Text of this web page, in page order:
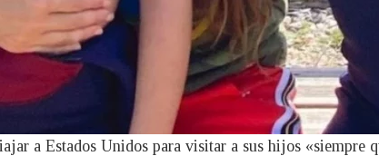
a Estados Unidos para visitar a sus hijos «siempre